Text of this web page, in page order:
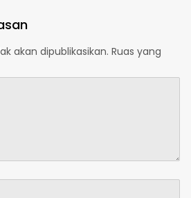
akan dipublikasikan. Ruas yang